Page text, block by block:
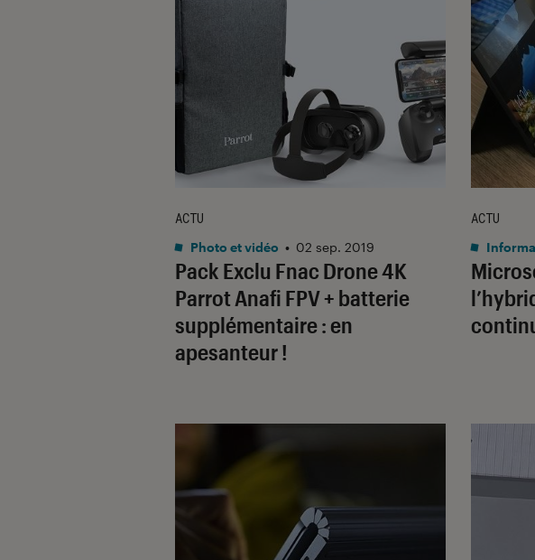
Pack Exclu Fnac Drone 4K
Parrot Anafi FPV + batterie
supplémentaire : en
apesanteur !
ACTU
Photo et vidéo • 02 sep. 2019
ACTU